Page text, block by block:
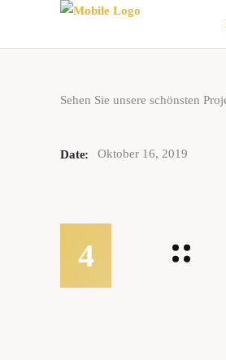
Sehen Sie unsere schönsten
Date: Oktober 16, 2019